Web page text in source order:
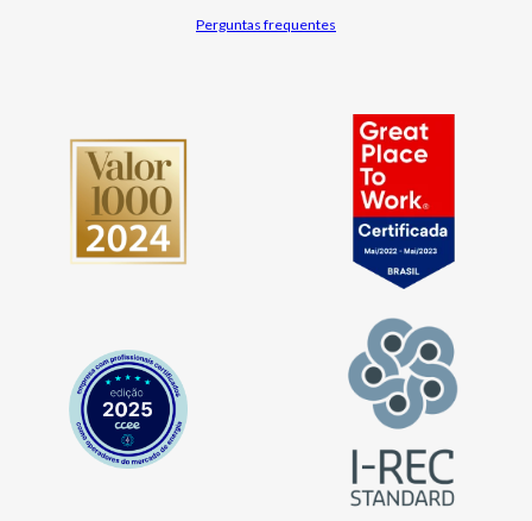
Perguntas frequentes